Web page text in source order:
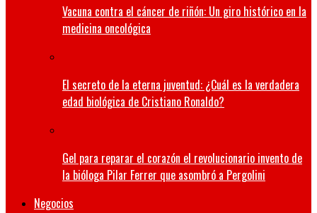
Vacuna contra el cáncer de riñón: Un giro histórico en la
medicina oncológica
El secreto de la eterna juventud: ¿Cuál es la verdadera
edad biológica de Cristiano Ronaldo?
Gel para reparar el corazón el revolucionario invento de
la bióloga Pilar Ferrer que asombró a Pergolini
Negocios